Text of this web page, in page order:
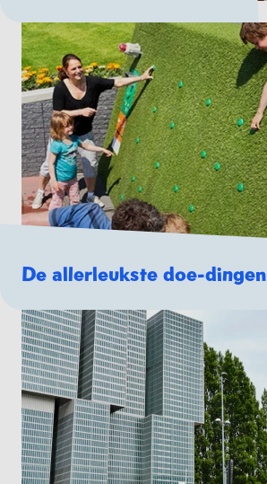
De allerleukste doe-dingen